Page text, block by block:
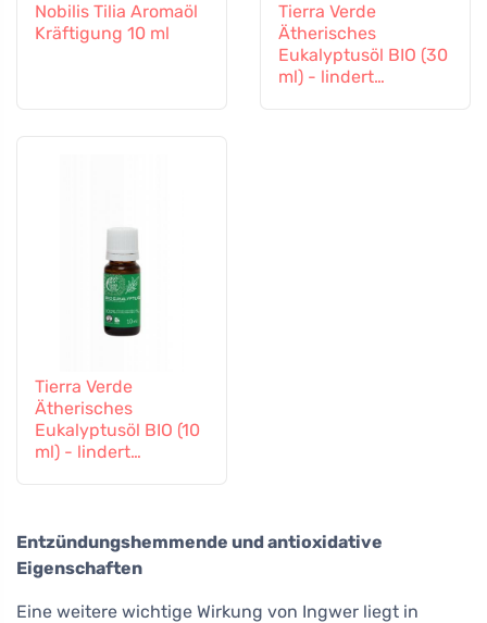
Nobilis Tilia Aromaöl
Kräftigung 10 ml
Tierra Verde
Ätherisches
Eukalyptusöl BIO (30
ml) - lindert
Tierra Verde
Ätherisches
Eukalyptusöl BIO (10
ml) - lindert
Entzündungshemmende und antioxidative
Eigenschaften
Eine weitere wichtige Wirkung von Ingwer liegt in